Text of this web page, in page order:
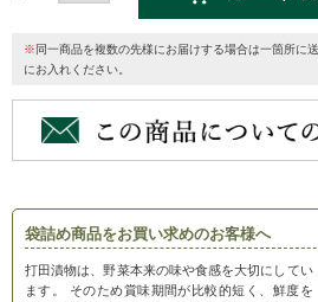
※ 同一商品を複数の先様にお届けする場合は一箇所に
にお入れください。
袋詰め商品をお買い求めのお客様へ
打田漬物は、野菜本来の味や食感を大切にしてい
ます。
そのため賞味期間が比較的短く、鮮度を